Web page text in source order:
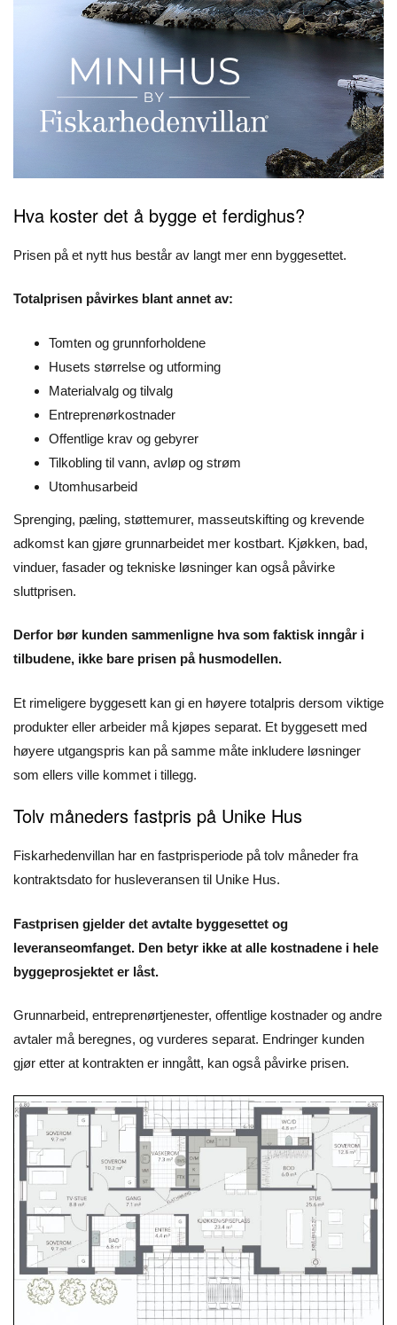
Hva koster det å bygge et ferdighus?
Prisen på et nytt hus består av langt mer enn byggesettet.
Totalprisen påvirkes blant annet av:
Tomten og grunnforholdene
Husets størrelse og utforming
Materialvalg og tilvalg
Entreprenørkostnader
Offentlige krav og gebyrer
Tilkobling til vann, avløp og strøm
Utomhusarbeid
Sprenging, pæling, støttemurer, masseutskifting og krevende
adkomst kan gjøre grunnarbeidet mer kostbart. Kjøkken, bad,
vinduer, fasader og tekniske løsninger kan også påvirke
sluttprisen.
Derfor bør kunden sammenligne hva som faktisk inngår i
tilbudene, ikke bare prisen på husmodellen.
Et rimeligere byggesett kan gi en høyere totalpris dersom viktige
produkter eller arbeider må kjøpes separat. Et byggesett med
høyere utgangspris kan på samme måte inkludere løsninger
som ellers ville kommet i tillegg.
Tolv måneders fastpris på Unike Hus
Fiskarhedenvillan har en fastprisperiode på tolv måneder fra
kontraktsdato for husleveransen til Unike Hus.
Fastprisen gjelder det avtalte byggesettet og
leveranseomfanget. Den betyr ikke at alle kostnadene i hele
byggeprosjektet er låst.
Grunnarbeid, entreprenørtjenester, offentlige kostnader og andre
avtaler må beregnes, og vurderes separat. Endringer kunden
gjør etter at kontrakten er inngått, kan også påvirke prisen.